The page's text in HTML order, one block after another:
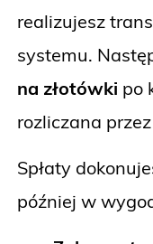
realizujesz
systemu.
na złotówki po
rozliczana
Spłaty
później w